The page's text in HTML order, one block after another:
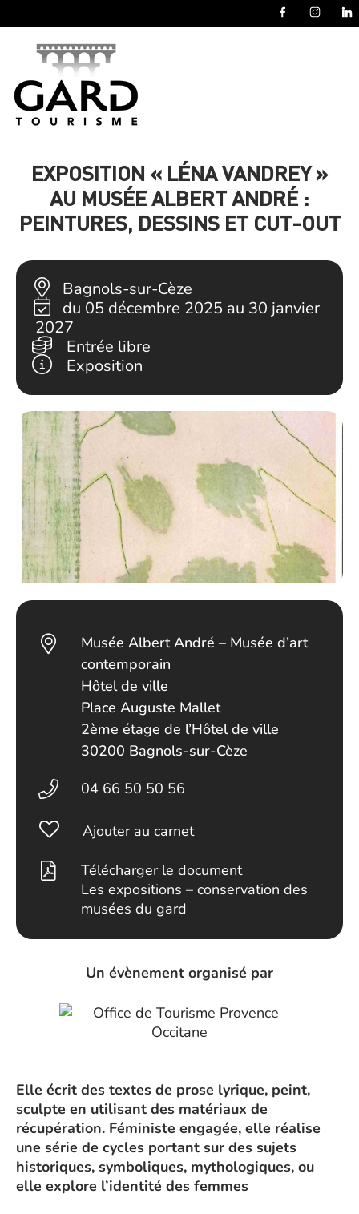
EXPOSITION « LÉNA VANDREY »
AU MUSÉE ALBERT ANDRÉ :
PEINTURES, DESSINS ET CUT-OUT
Bagnols-sur-Cèze
du 05 décembre 2025 au 30 janvier
2027
Entrée libre
Exposition
Elle écrit des textes de prose lyrique, peint,
sculpte en utilisant des matériaux de
récupération. Féministe engagée, elle réalise
une série de cycles portant sur des sujets
historiques, symboliques, mythologiques, ou
elle explore l’identité des femmes
Musée Albert André – Musée d’art
contemporain
Hôtel de ville
Place Auguste Mallet
2ème étage de l’Hôtel de ville
30200 Bagnols-sur-Cèze
04 66 50 50 56
Ajouter au carnet
Télécharger le document
Les expositions – conservation des
musées du gard
Un évènement organisé par